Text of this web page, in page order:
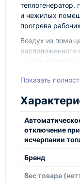
и нежилых
прогрева
Воздух из
расположенного
сгорания,
смесь, которая
вместе с
теплообменник-
дымохода,
обтекая
выбрасывается
Показать
отключение при
исчерпании
Бренд
Вес товара